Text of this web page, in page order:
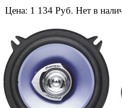
Цена: 1 134 Руб. Нет в